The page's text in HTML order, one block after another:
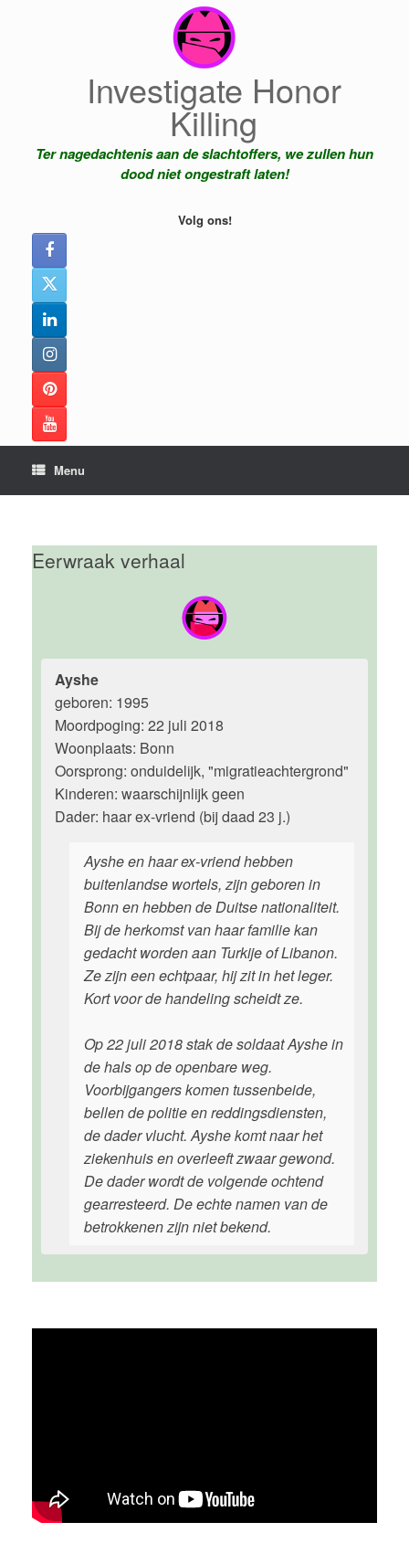
Investigate Honor
Killing
Ter nagedachtenis aan de slachtoffers, we zullen hun
dood niet ongestraft laten!
Volg ons!
Menu
Eerwraak verhaal
Ayshe
geboren: 1995
Moordpoging: 22 juli 2018
Woonplaats: Bonn
Oorsprong: onduidelijk, "migratieachtergrond"
Kinderen: waarschijnlijk geen
Dader: haar ex-vriend (bij daad 23 j.)
Ayshe en haar ex-vriend hebben
buitenlandse wortels, zijn geboren in
Bonn en hebben de Duitse nationaliteit.
Bij de herkomst van haar familie kan
gedacht worden aan Turkije of Libanon.
Ze zijn een echtpaar, hij zit in het leger.
Kort voor de handeling scheidt ze.
Op 22 juli 2018 stak de soldaat Ayshe in
de hals op de openbare weg.
Voorbijgangers komen tussenbeide,
bellen de politie en reddingsdiensten,
de dader vlucht. Ayshe komt naar het
ziekenhuis en overleeft zwaar gewond.
De dader wordt de volgende ochtend
gearresteerd. De echte namen van de
betrokkenen zijn niet bekend.